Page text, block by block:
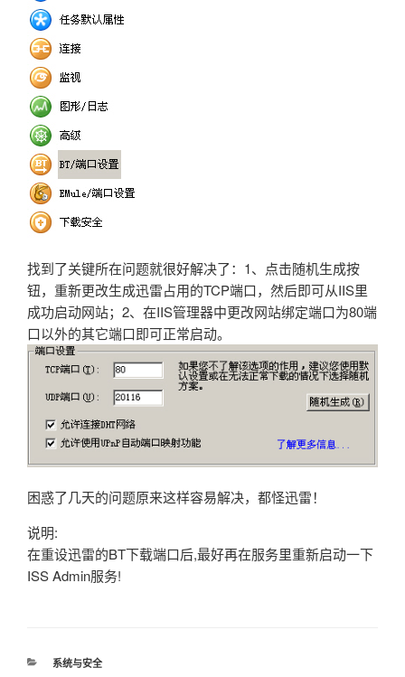
找到了关键所在问题就很好解决了：1、点击随机生成按
钮，重新更改生成迅雷占用的TCP端口，然后即可从IIS里
成功启动网站；2、在IIS管理器中更改网站绑定端口为80端
口以外的其它端口即可正常启动。
困惑了几天的问题原来这样容易解决，都怪迅雷！
说明:
在重设迅雷的BT下载端口后,最好再在服务里重新启动一下
ISS Admin服务!
分
系统与安全